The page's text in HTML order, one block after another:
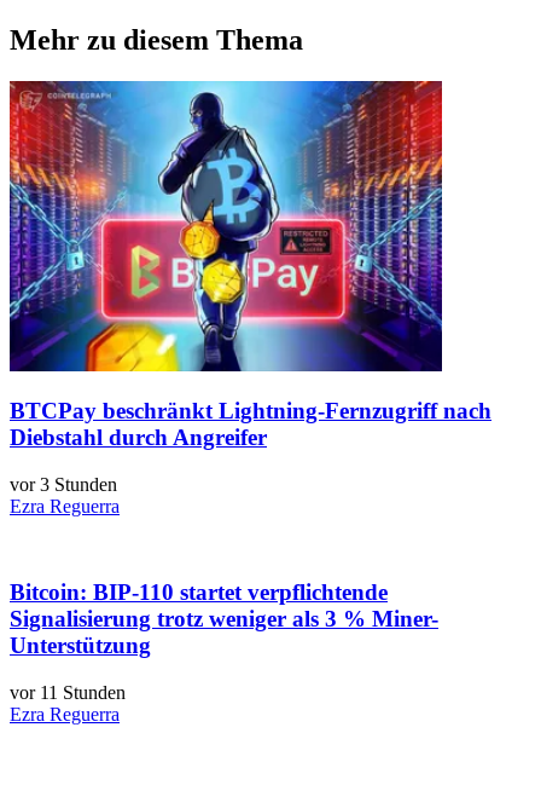
Mehr zu diesem Thema
BTCPay beschränkt Lightning-Fernzugriff nach
Diebstahl durch Angreifer
vor 3 Stunden
Ezra Reguerra
Bitcoin: BIP-110 startet verpflichtende
Signalisierung trotz weniger als 3 % Miner-
Unterstützung
vor 11 Stunden
Ezra Reguerra